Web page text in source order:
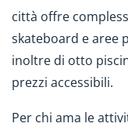
città offre
skateboard e aree
inoltre di otto
prezzi accessibili.
Per chi ama le